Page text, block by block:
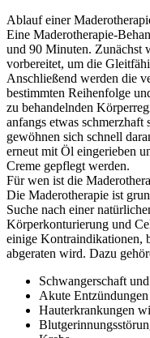
Ablauf einer
Eine Maderotherapie-
und 90 Minuten. Zunächst
vorbereitet, um die
Anschließend werden die
bestimmten Reihenfolge
zu behandelnden
anfangs etwas schmerzhaft
gewöhnen sich schnell
erneut mit Öl eingerieben
Creme gepflegt werden.
Für wen ist die
Die Maderotherapie ist
Suche nach einer
Körperkonturierung und
einige Kontraindikationen,
abgeraten wird. Dazu
Schwangerschaft
Akute
Hauterkrankungen